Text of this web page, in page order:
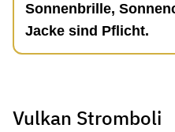
Sonnenbrille,
Jacke sind Pflicht.
Vulkan Stromboli